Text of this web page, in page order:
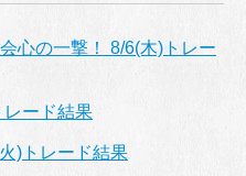
心の一撃！ 8/6(木)トレー
レード結果
)トレード結果